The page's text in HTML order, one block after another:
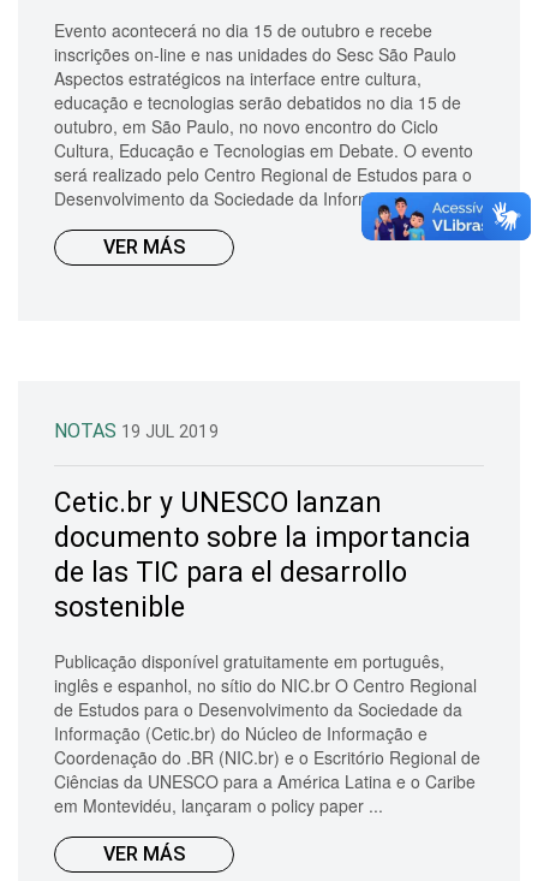
Evento acontecerá no dia 15 de outubro e recebe
inscrições on-line e nas unidades do Sesc São Paulo
Aspectos estratégicos na interface entre cultura,
educação e tecnologias serão debatidos no dia 15 de
outubro, em São Paulo, no novo encontro do Ciclo
Cultura, Educação e Tecnologias em Debate. O evento
será realizado pelo Centro Regional de Estudos para o
Desenvolvimento da Sociedade da Informaç&at...
VER MÁS
NOTAS 19 JUL 2019
Cetic.br y UNESCO lanzan
documento sobre la importancia
de las TIC para el desarrollo
sostenible
Publicação disponível gratuitamente em português,
inglês e espanhol, no sítio do NIC.br O Centro Regional
de Estudos para o Desenvolvimento da Sociedade da
Informação (Cetic.br) do Núcleo de Informação e
Coordenação do .BR (NIC.br) e o Escritório Regional de
Ciências da UNESCO para a América Latina e o Caribe
em Montevidéu, lançaram o policy paper ...
VER MÁS